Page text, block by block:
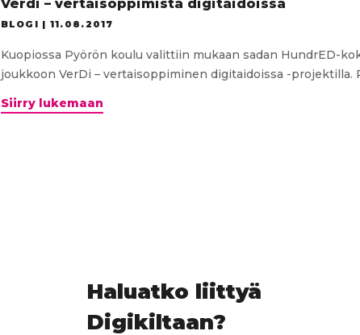
Verdi – vertaisoppimista digitaidoissa
BLOGI | 11.08.2017
Kuopiossa Pyörön koulu valittiin mukaan sadan HundrED-
joukkoon VerDi – vertaisoppiminen digitaidoissa -projektilla.
Siirry lukemaanVerdi
Haluatko liittyä
Digikiltaan?